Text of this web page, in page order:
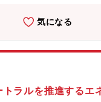
経営層へのレポーティング
ンとしての関係性構築/交渉/
】ファシリティマネジメ
。【期待する役割やミッ
はサブリーダーとしてチ
の業務を牽引いただくこ
、特に①ファシリティ評価
る施策の立案／実行、③
気になる
トラルを推進するエ